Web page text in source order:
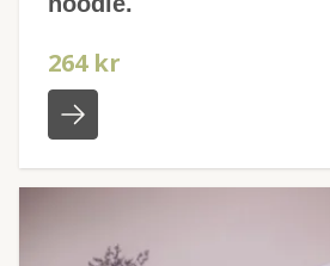
264 kr